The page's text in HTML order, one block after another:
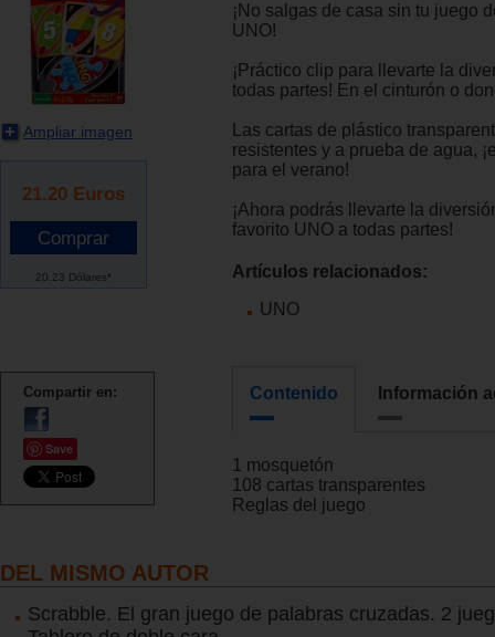
Ampliar imagen
21.20 Euros
20.23 Dólares*
Compartir en:
Save
¡No salgas de casa sin tu juego
UNO!
¡Práctico clip para llevarte la
todas partes! En el cinturón o
Las cartas de plástico
resistentes y a prueba de agua,
para el verano!
¡Ahora podrás llevarte la
favorito UNO a todas partes!
Artículos relacionados:
UNO
Contenido Información
1 mosquetón
108 cartas transparentes
Reglas del juego
DEL MISMO AUTOR
Scrabble. El gran juego de palabras cruzadas. 2